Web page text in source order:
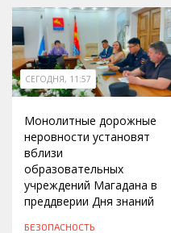
СЕГОДНЯ, 11:57
Монолитные дорожные
неровности установят
вблизи
образовательных
учреждений Магадана в
преддверии Дня знаний
БЕЗОПАСНОСТЬ